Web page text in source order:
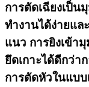
การตัดเฉียงเป็น
ทำงานได้ง่ายแล
แนว การยิงเข้า
ยึดเกาะได้ดีกว่า
การตัดหัวในแบบ